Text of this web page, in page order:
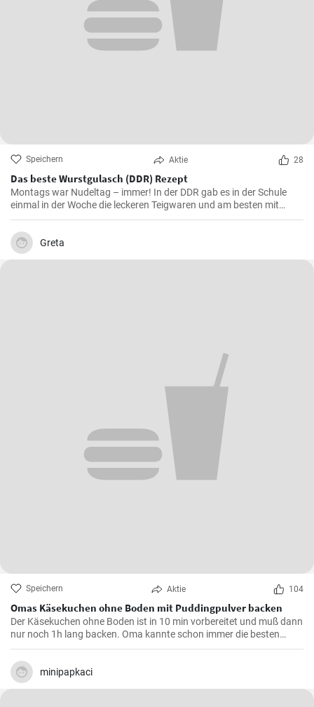
Speichern Aktie 28
Das beste Wurstgulasch (DDR) Rezept
Montags war Nudeltag – immer! In der DDR gab es in der Schule
einmal in der Woche die leckeren Teigwaren und am besten mit
Wurstgulasch .Das Gulasch mit Paprika und Würstchen ist sehr
sättigend und lecker auch als Familienessen - ausprobieren lohnt .
Greta
Speichern Aktie 104
Omas Käsekuchen ohne Boden mit Puddingpulver backen
Der Käsekuchen ohne Boden ist in 10 min vorbereitet und muß dann
nur noch 1h lang backen. Oma kannte schon immer die besten
Käsekuchen Rezepte für den Kaffeetisch und dieser wird mit Vanille
Puddingpulver stabilisiert.
minipapkaci